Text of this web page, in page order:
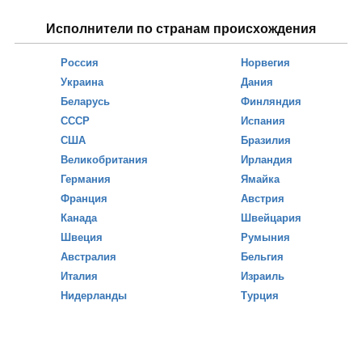
Исполнители по странам происхождения
Россия
Украина
Беларусь
СССР
США
Великобритания
Германия
Франция
Канада
Швеция
Австралия
Италия
Нидерланды
Норвегия
Дания
Финляндия
Испания
Бразилия
Ирландия
Ямайка
Австрия
Швейцария
Румыния
Бельгия
Израиль
Турция